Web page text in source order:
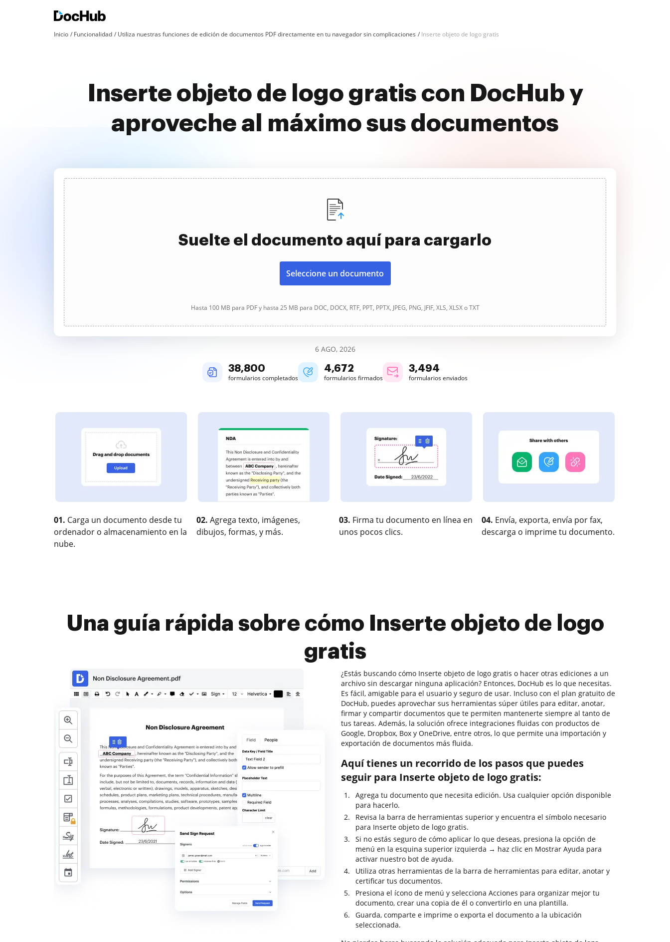
Inicio Funcionalidad Utiliza nuestras funciones de edición de documentos PDF directamente en tu navegador sin complicaciones Inserte objeto de logo gratis
Inserte objeto de logo gratis con DocHub y
aproveche al máximo sus documentos
Suelte el documento aquí para cargarlo
Seleccione un documento
Hasta 100 MB para PDF y hasta 25 MB para DOC, DOCX, RTF, PPT, PPTX, JPEG, PNG, JFIF, XLS, XLSX o TXT
6 AGO, 2026
38,800
formularios completados
4,672
formularios firmados
3,494
formularios enviados
01. Carga un documento desde tu
ordenador o almacenamiento en la
nube.
02. Agrega texto, imágenes,
dibujos, formas, y más.
03. Firma tu documento en línea en
unos pocos clics.
04. Envía, exporta, envía por fax,
descarga o imprime tu documento.
Una guía rápida sobre cómo Inserte objeto de logo
gratis
¿Estás buscando cómo Inserte objeto de logo gratis o hacer otras ediciones a un
archivo sin descargar ninguna aplicación? Entonces, DocHub es lo que necesitas.
Es fácil, amigable para el usuario y seguro de usar. Incluso con el plan gratuito de
DocHub, puedes aprovechar sus herramientas súper útiles para editar, anotar,
firmar y compartir documentos que te permiten mantenerte siempre al tanto de
tus tareas. Además, la solución ofrece integraciones fluidas con productos de
Google, Dropbox, Box y OneDrive, entre otros, lo que permite una importación y
exportación de documentos más fluida.
Aquí tienes un recorrido de los pasos que puedes
seguir para Inserte objeto de logo gratis:
Agrega tu documento que necesita edición. Usa cualquier opción disponible
para hacerlo.
Revisa la barra de herramientas superior y encuentra el símbolo necesario
para Inserte objeto de logo gratis.
Si no estás seguro de cómo aplicar lo que deseas, presiona la opción de
menú en la esquina superior izquierda → haz clic en Mostrar Ayuda para
activar nuestro bot de ayuda.
Utiliza otras herramientas de la barra de herramientas para editar, anotar y
certificar tus documentos.
Presiona el ícono de menú y selecciona Acciones para organizar mejor tu
documento, crear una copia de él o convertirlo en una plantilla.
Guarda, comparte e imprime o exporta el documento a la ubicación
seleccionada.